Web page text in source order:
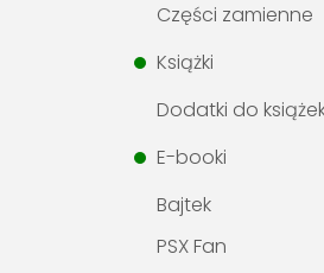
Części zamienne
Książki
Dodatki do
E-booki
Bajtek
PSX Fan